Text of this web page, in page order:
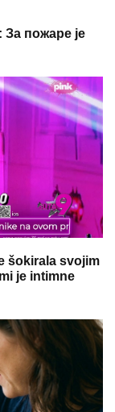
пожаре је
šokirala svojim
je intimne